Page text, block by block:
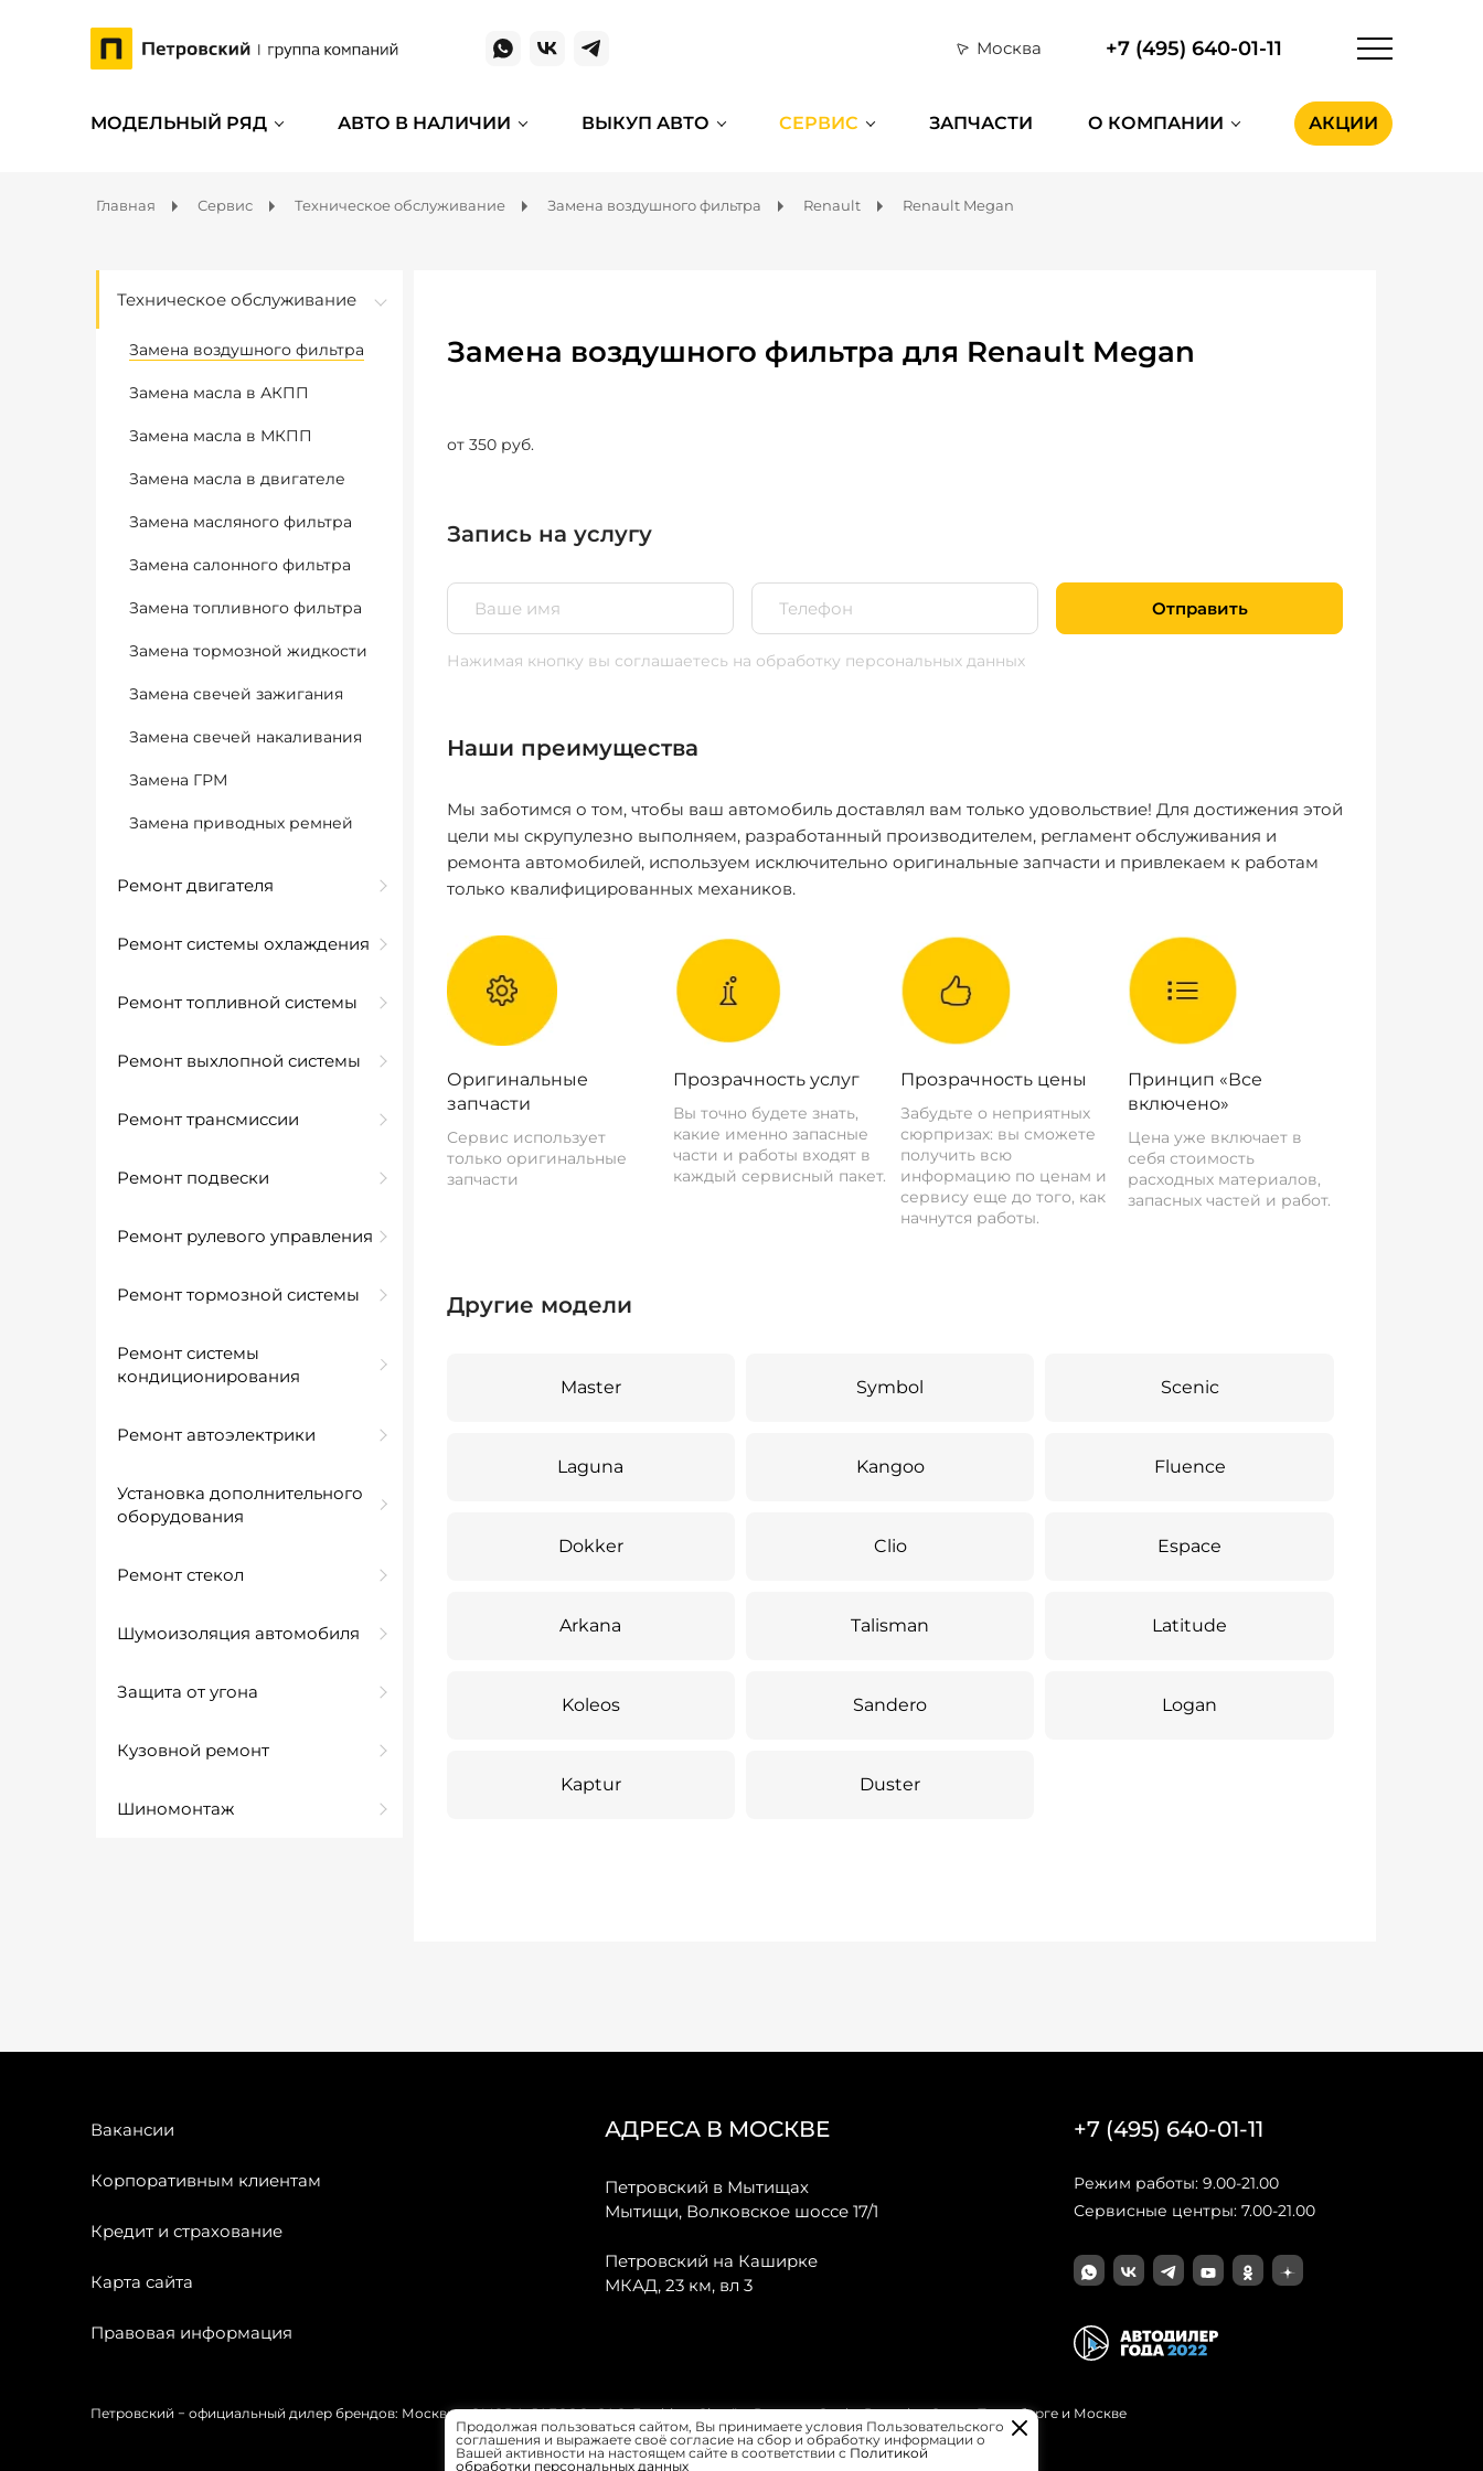
Москва +7 (495) 640-01-11
МОДЕЛЬНЫЙ РЯД АВТО В НАЛИЧИИ ВЫКУП АВТО СЕРВИС ЗАПЧАСТИ О КОМПАНИИ АКЦИИ
Главная Сервис Техническое обслуживание Замена воздушного фильтра Renault Renault Megan
Техническое обслуживание
Замена воздушного фильтра
Замена масла в АКПП
Замена масла в МКПП
Замена масла в двигателе
Замена масляного фильтра
Замена салонного фильтра
Замена топливного фильтра
Замена тормозной жидкости
Замена свечей зажигания
Замена свечей накаливания
Замена ГРМ
Замена приводных ремней
Ремонт двигателя
Ремонт системы охлаждения
Ремонт топливной системы
Ремонт выхлопной системы
Ремонт трансмиссии
Ремонт подвески
Ремонт рулевого управления
Ремонт тормозной системы
Ремонт системы
кондиционирования
Ремонт автоэлектрики
Установка дополнительного
оборудования
Ремонт стекол
Шумоизоляция автомобиля
Защита от угона
Кузовной ремонт
Шиномонтаж
Замена воздушного фильтра для Renault Megan
от 350 руб.
Запись на услугу
Отправить
Нажимая кнопку вы соглашаетесь на обработку персональных данных
Наши преимущества
Мы заботимся о том, чтобы ваш автомобиль доставлял вам только удовольствие! Для достижения этой
цели мы скрупулезно выполняем, разработанный производителем, регламент обслуживания и
ремонта автомобилей, используем исключительно оригинальные запчасти и привлекаем к работам
только квалифицированных механиков.
Оригинальные
запчасти
Сервис использует
только оригинальные
запчасти
Прозрачность услуг
Вы точно будете знать,
какие именно запасные
части и работы входят в
каждый сервисный пакет.
Прозрачность цены
Забудьте о неприятных
сюрпризах: вы сможете
получить всю
информацию по ценам и
сервису еще до того, как
начнутся работы.
Принцип «Все
включено»
Цена уже включает в
себя стоимость
расходных материалов,
запасных частей и работ.
Другие модели
Master Symbol Scenic
Laguna Kangoo Fluence
Dokker Clio Espace
Arkana Talisman Latitude
Koleos Sandero Logan
Kaptur Duster
Вакансии
Корпоративным клиентам
Кредит и страхование
Карта сайта
Правовая информация
АДРЕСА В МОСКВЕ
Петровский в Мытищах
Мытищи, Волковское шоссе 17/1
Петровский на Каширке
МКАД, 23 км, вл 3
+7 (495) 640-01-11
Режим работы: 9.00-21.00
Сервисные центры: 7.00-21.00
Петровский − официальный дилер брендов: Москвич, OMODA, JAECOO, GAC, Forthing, Citroёn, Peugeot, Opel и Renault в Санкт-Петербурге и Москве
Продолжая пользоваться сайтом, Вы принимаете условия Пользовательского
соглашения и выражаете своё согласие на сбор и обработку информации о
Вашей активности на настоящем сайте в соответствии с Политикой
обработки персональных данных